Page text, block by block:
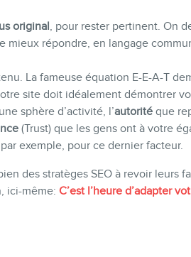
original, pour rester pertinent. On
mieux répondre, en langage
La fameuse équation E-E-A-T
site doit idéalement démontrer
sphère d’activité, l’autoritéque
(Trust) que les gens ont à votre
exemple, pour ce dernier facteur.
des stratèges SEO à revoir leurs
ici-même: C’est l’heure d’adapter